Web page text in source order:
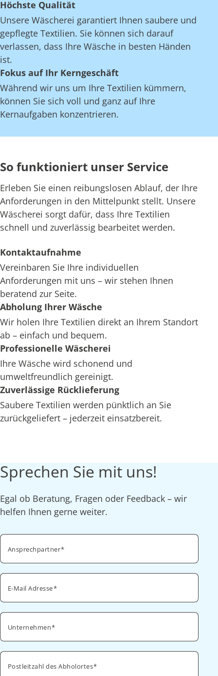
Höchste Qualität
Unsere Wäscherei garantiert Ihnen saubere und
gepflegte Textilien. Sie können sich darauf
verlassen, dass Ihre Wäsche in besten Händen
ist.
Fokus auf Ihr Kerngeschäft
Während wir uns um Ihre Textilien kümmern,
können Sie sich voll und ganz auf Ihre
Kernaufgaben konzentrieren.
So funktioniert unser Service
Erleben Sie einen reibungslosen Ablauf, der Ihre
Anforderungen in den Mittelpunkt stellt. Unsere
Wäscherei sorgt dafür, dass Ihre Textilien
schnell und zuverlässig bearbeitet werden.
Kontaktaufnahme
Vereinbaren Sie Ihre individuellen
Anforderungen mit uns – wir stehen Ihnen
beratend zur Seite.
Abholung Ihrer Wäsche
Wir holen Ihre Textilien direkt an Ihrem Standort
ab – einfach und bequem.
Professionelle Wäscherei
Ihre Wäsche wird schonend und
umweltfreundlich gereinigt.
Zuverlässige Rücklieferung
Saubere Textilien werden pünktlich an Sie
zurückgeliefert – jederzeit einsatzbereit.
Sprechen Sie mit uns!
Egal ob Beratung, Fragen oder Feedback – wir
helfen Ihnen gerne weiter.
Ansprechpartner
E-Mail Adresse
Unternehmen
Postleitzahl des Abholortes